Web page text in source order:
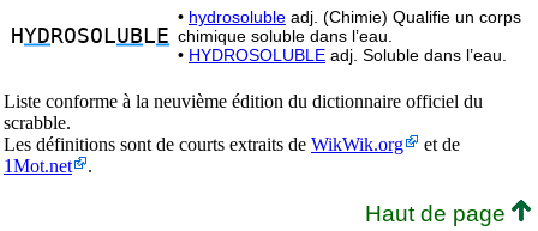
HYD ROSOLUB L E
• hydrosoluble adj. (Chimie) Qualifie un corps
chimique soluble dans l’eau.
• HYDROSOLUBLE adj. Soluble dans l’eau.
Liste conforme à la neuvième édition du dictionnaire officiel du
scrabble.
Les définitions sont de courts extraits de WikWik.org
et de
1Mot.net
.
Haut de page